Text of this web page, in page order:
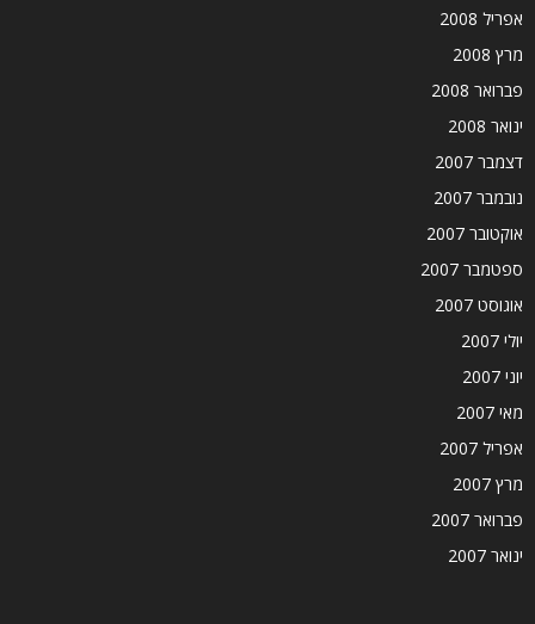
אפריל 2008
מרץ 2008
פברואר 2008
ינואר 2008
דצמבר 2007
נובמבר 2007
אוקטובר 2007
ספטמבר 2007
אוגוסט 2007
יולי 2007
יוני 2007
מאי 2007
אפריל 2007
מרץ 2007
פברואר 2007
ינואר 2007